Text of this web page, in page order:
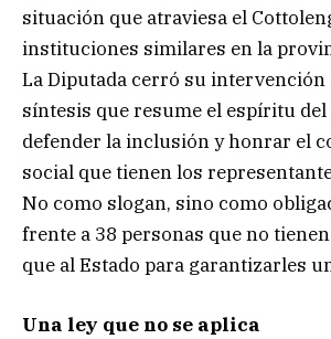
situación que atraviesa el
instituciones similares en la
La Diputada cerró su intervención
síntesis que resume el espíritu del
defender la inclusión y honrar el
social que tienen los
No como slogan, sino como
frente a 38 personas que no
que al Estado para garantizarles
Una ley que no se aplica